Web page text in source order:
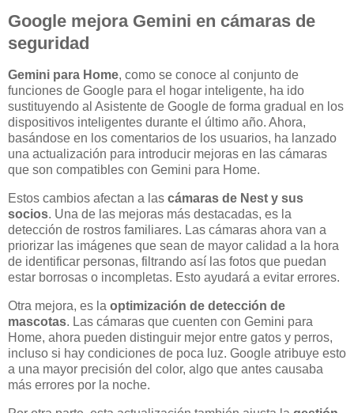
Google mejora Gemini en cámaras de
seguridad
Gemini para Home, como se conoce al conjunto de
funciones de Google para el hogar inteligente, ha ido
sustituyendo al Asistente de Google de forma gradual en los
dispositivos inteligentes durante el último año. Ahora,
basándose en los comentarios de los usuarios, ha lanzado
una actualización para introducir mejoras en las cámaras
que son compatibles con Gemini para Home.
Estos cambios afectan a las cámaras de Nest y sus
socios. Una de las mejoras más destacadas, es la
detección de rostros familiares. Las cámaras ahora van a
priorizar las imágenes que sean de mayor calidad a la hora
de identificar personas, filtrando así las fotos que puedan
estar borrosas o incompletas. Esto ayudará a evitar errores.
Otra mejora, es la optimización de detección de
mascotas. Las cámaras que cuenten con Gemini para
Home, ahora pueden distinguir mejor entre gatos y perros,
incluso si hay condiciones de poca luz. Google atribuye esto
a una mayor precisión del color, algo que antes causaba
más errores por la noche.